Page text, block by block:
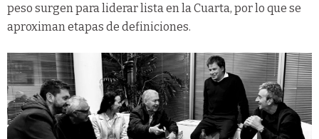
peso surgen para liderar lista en la Cuarta, por lo que se
aproximan etapas de definiciones.